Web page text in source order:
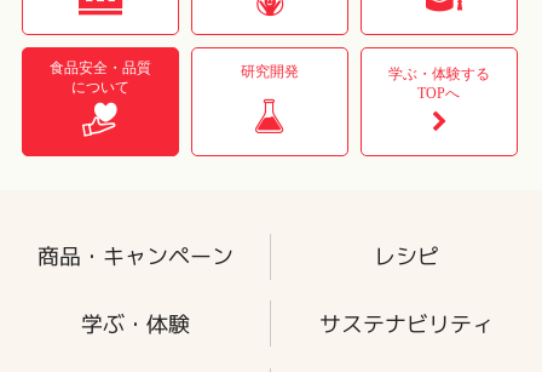
食品安全・品質
について
研究開発
学ぶ・体験する
TOPへ
商品・キャンペーン レシピ
学ぶ・体験 サステナビリティ